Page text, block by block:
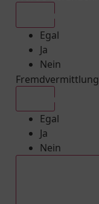
Egal
Ja
Nein
Fremdvermittlung
Egal
Ja
Nein